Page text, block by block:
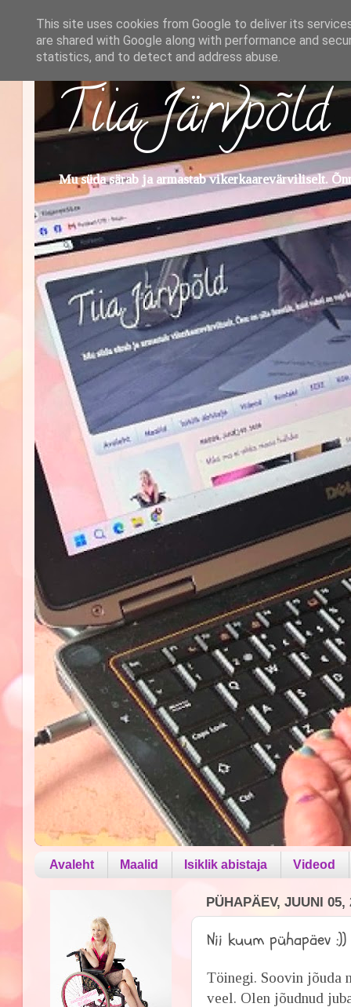
Tiia Järvpõld
Mu süda särab ja armastab vikerkaarevärviliselt.
Avaleht Maalid Isiklik abistaja Videod
PÜHAPÄEV, JUUNI 05,
Nii kuum pühapäev :))
Töinegi. Soovin jõuda
veel. Olen jõudnud
This site uses cookies from Google to deliver its
are shared with Google along with performance and
statistics, and to detect and address abuse.